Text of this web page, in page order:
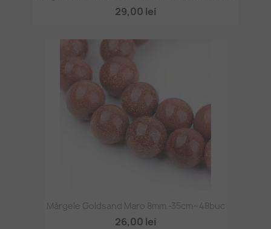
29,00 lei
Mărgele Goldsand Maro 8mm -35cm~48buc
26,00 lei